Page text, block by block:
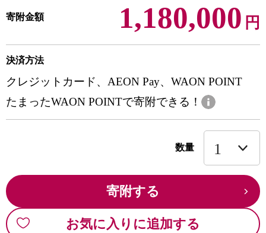
寄附金額 1,180,000 円
決済方法
クレジットカード、AEON Pay、WAON POINT
たまったWAON POINTで寄附できる！
数量
寄附する
お気に入りに追加する